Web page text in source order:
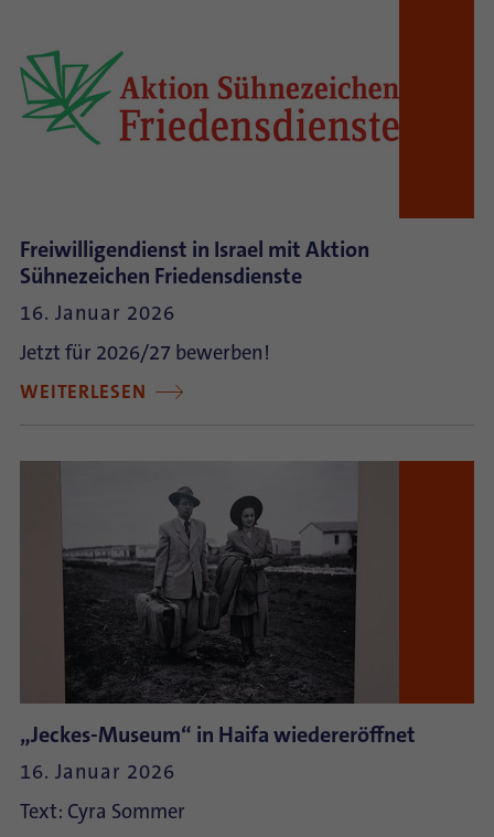
Freiwilligendienst in Israel mit Aktion
Sühnezeichen Friedensdienste
16. Januar 2026
Jetzt für 2026/27 bewerben!
WEITERLESEN
„Jeckes-Museum“ in Haifa wiedereröffnet
16. Januar 2026
Text: Cyra Sommer